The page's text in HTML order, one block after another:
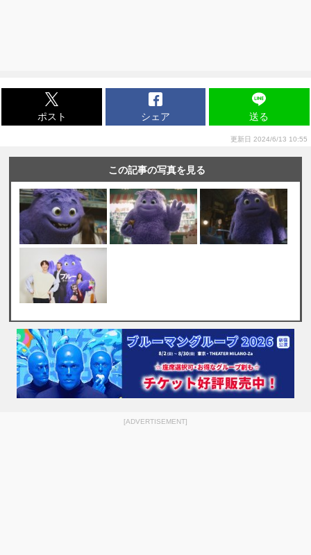
ポスト シェア 送る
更新日 2024/6/13 10:55
この記事の写真を見る
[ADVERTISEMENT]